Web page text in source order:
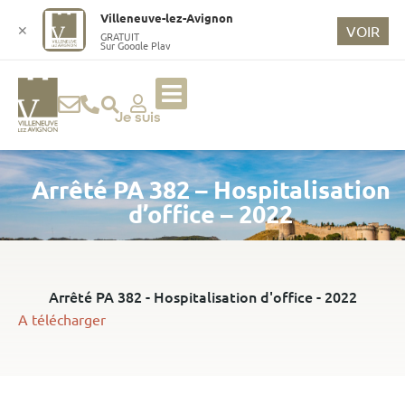
ri
n
ci
Je suis
Arrêté PA 382 – Hospitalisation
d’office – 2022
Arrêté PA 382 - Hospitalisation d'office - 2022
A télécharger
✕
Villeneuve-lez-Avignon
GRATUIT
Sur Google Play
VOIR